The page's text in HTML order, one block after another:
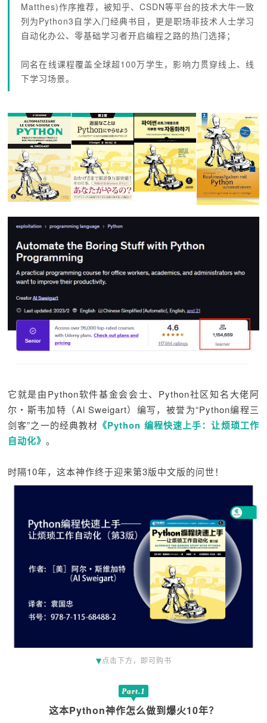
Matthes)作序推荐，被知乎、CSDN等平台的技术大牛一致
列为Python3自学入门经典书目，更是职场非技术人士学习
自动化办公、零基础学习者开启编程之路的热门选择；
同名在线课程覆盖全球超100万学生，影响力贯穿线上、线
下学习场景。
它就是由Python软件基金会会士、Python社区知名大佬阿
尔・斯韦加特（Al Sweigart）编写，被誉为“Python编程三
剑客”之一的经典教材 《Python 编程快速上手：让烦琐工作
自动化》 。
时隔10年，这本神作终于迎来第3版中文版的问世！
▼点击下方，即可购书
Part.1
这本Python神作怎么做到爆火10年？